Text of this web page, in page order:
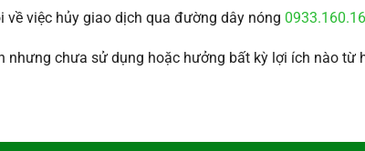
về việc hủy giao dịch qua đường dây nóng
nhưng chưa sử dụng hoặc hưởng bất kỳ lợi ích nào